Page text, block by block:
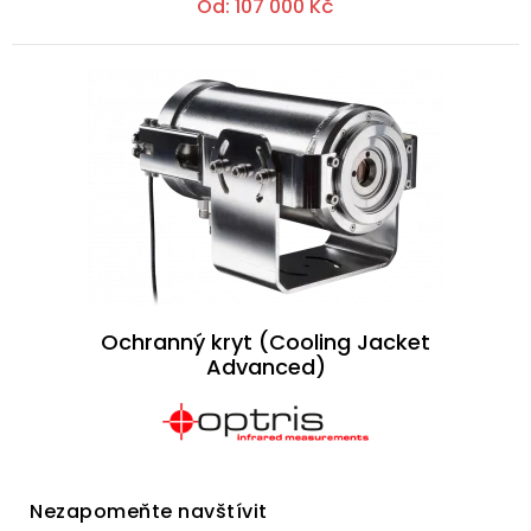
Od: 107 000 Kč
Ochranný kryt (Cooling Jacket
Advanced)
Nezapomeňte navštívit